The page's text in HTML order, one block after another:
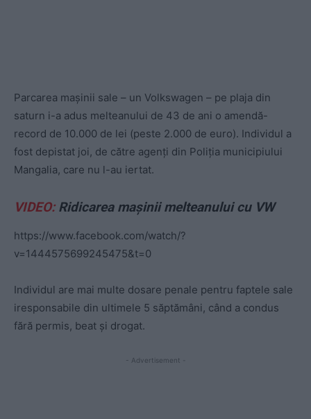
Parcarea mașinii sale – un Volkswagen – pe plaja din
saturn i-a adus melteanului de 43 de ani o amendă-
record de 10.000 de lei (peste 2.000 de euro). Individul a
fost depistat joi, de către agenți din Poliţia municipiului
Mangalia, care nu l-au iertat.
VIDEO:Ridicarea mașinii melteanului cu VW
https://www.facebook.com/watch/?
v=1444575699245475&t=0
Individul are mai multe dosare penale pentru faptele sale
iresponsabile din ultimele 5 săptămâni, când a condus
fără permis, beat şi drogat.
- Advertisement -